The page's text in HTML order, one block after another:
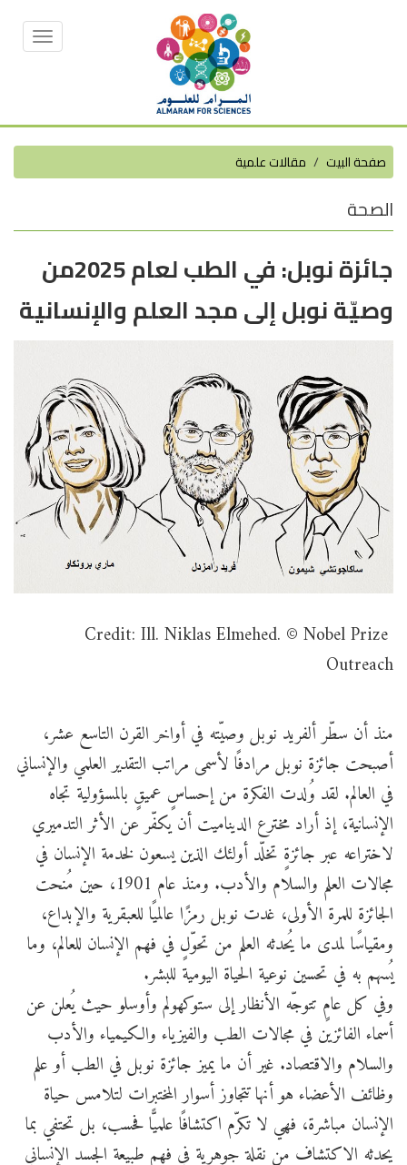
Toggle
صفحة البيت مقالات علمية
الصحة
جائزة نوبل: في الطب لعام 2025من
وصيّة نوبل إلى مجد العلم والإنسانية
Credit: Ill. Niklas Elmehed. © Nobel Prize
Outreach
منذ أن سطّر ألفريد نوبل وصيّته في أواخر القرن التاسع عشر،
أصبحت جائزة نوبل مرادفًا لأسمى مراتب التقدير العلمي والإنساني
في العالم. لقد وُلدت الفكرة من إحساسٍ عميقٍ بالمسؤولية تجاه
الإنسانية، إذ أراد مخترع الديناميت أن يكفّر عن الأثر التدميري
لاختراعه عبر جائزةٍ تخلّد أولئك الذين يسعون لخدمة الإنسان في
مجالات العلم والسلام والأدب. ومنذ عام 1901، حين مُنحت
الجائزة للمرة الأولى، غدت نوبل رمزًا عالميًا للعبقرية والإبداع،
ومقياسًا لمدى ما يُحدثه العلم من تحوّلٍ في فهم الإنسان للعالم، وما
يُسهم به في تحسين نوعية الحياة اليومية للبشر.
وفي كل عامٍ تتوجّه الأنظار إلى ستوكهولم وأوسلو حيث يُعلن عن
أسماء الفائزين في مجالات الطب والفيزياء والكيمياء والأدب
والسلام والاقتصاد. غير أن ما يميز جائزة نوبل في الطب أو علم
وظائف الأعضاء هو أنها تتجاوز أسوار المختبرات لتلامس حياة
الإنسان مباشرة، فهي لا تكرّم اكتشافًا علميًّا فحسب، بل تحتفي بما
يحدثه الاكتشاف من نقلةٍ جوهريةٍ في فهم طبيعة الجسد الإنساني